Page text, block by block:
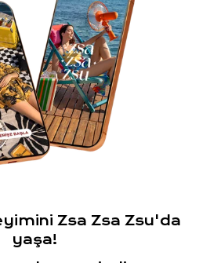
Zsa Zsa Zsu'da
yaşa!